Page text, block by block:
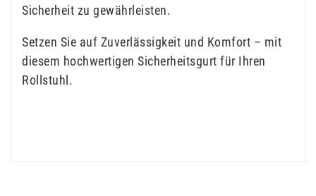
Sicherheit zu gewährleisten.
Setzen Sie auf Zuverlässigkeit und Komfort – mit
diesem hochwertigen Sicherheitsgurt für Ihren
Rollstuhl.